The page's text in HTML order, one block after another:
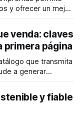
y ofrecer un mejor
venda: claves
primera página
que transmita
a generar
y fiable